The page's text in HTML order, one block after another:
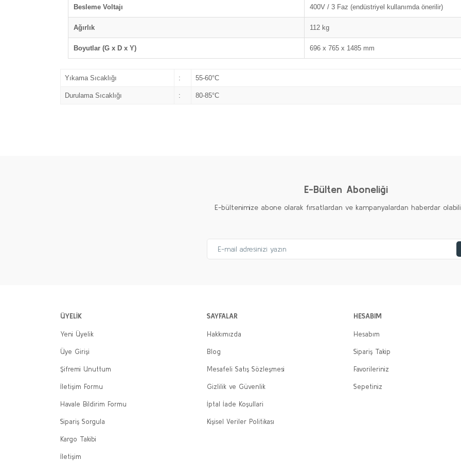
Besleme Voltajı 400V / 3 Faz (endüstriyel kullanımda önerilir)
Ağırlık 112 kg
Boyutlar (G x D x Y) 696 x 765 x 1485 mm
Yıkama Sıcaklığı : 55-60°C
Durulama Sıcaklığı : 80-85°C
E-Bülten Aboneliği
E-bültenimize abone olarak fırsatlardan ve kampanyalardan haberdar
ÜYELİK
Yeni Üyelik
Üye Girişi
Şifremi Unuttum
İletişim Formu
Havale Bildirim Formu
Sipariş Sorgula
Kargo Takibi
İletişim
SAYFALAR
Hakkımızda
Blog
Mesafeli Satış Sözleşmesi
Gizlilik ve Güvenlik
İptal İade Koşullari
Kişisel Veriler Politikası
HESABIM
Hesabım
Sipariş Takip
Favorileriniz
Sepetiniz